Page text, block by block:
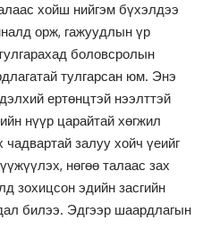
хойш нийгэм бүхэлдээ
орж, гажуудлын үр
боловсролын
тулгарсан юм. Энэ
ертөнцтэй нээлттэй
нүүр царайтай хөгжил
чадвартай залуу хойч үеийг
нөгөө талаас зах
зохицсон эдийн засгийн
билээ. Эдгээр шаардлагын